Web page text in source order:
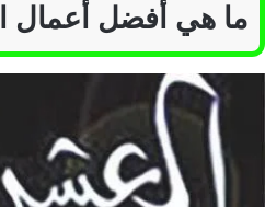
ما هي أفضل أعمال